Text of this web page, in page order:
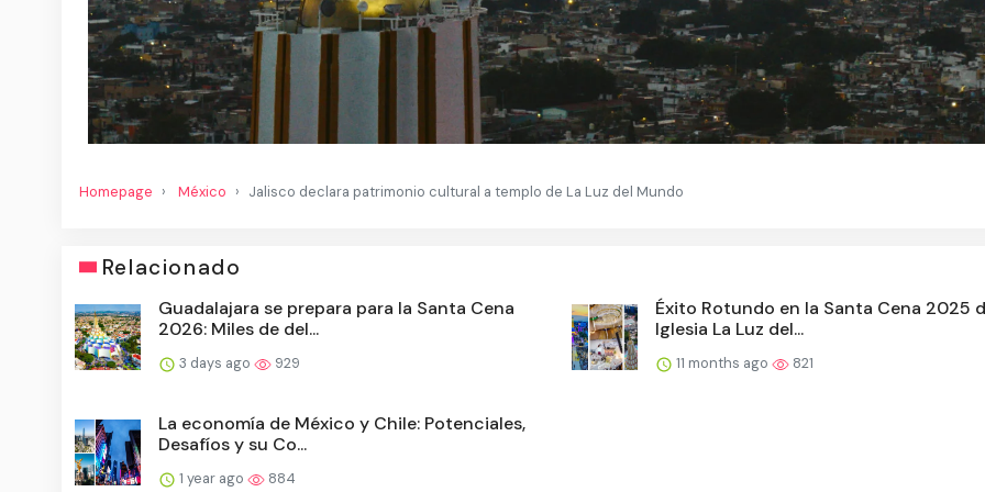
Homepage México Jalisco declara patrimonio cultural a templo de La Luz del Mundo
Relacionado
Guadalajara se prepara para la Santa Cena
2026: Miles de del...
3 days ago 929
Éxito Rotundo en la Santa Cena 2025
Iglesia La Luz del...
11 months ago 821
La economía de México y Chile: Potenciales,
Desafíos y su Co...
1 year ago 884